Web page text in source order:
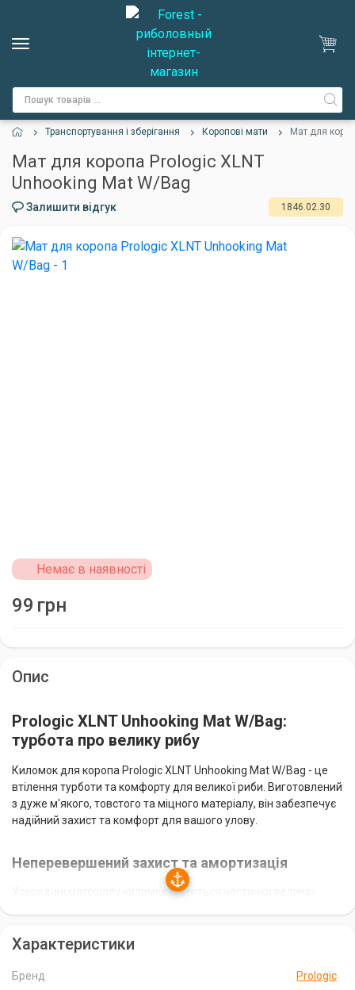
Транспортування і зберігання Коропові мати Мат для
Мат для коропа Prologic XLNT
Unhooking Mat W/Bag
Залишити відгук 1846.02.30
Немає в наявності
99 грн
Опис
Prologic XLNT Unhooking Mat W/Bag:
турбота про велику рибу
Киломок для коропа Prologic XLNT Unhooking Mat W/Bag - це
втілення турботи та комфорту для великої риби. Виготовлений
з дуже м'якого, товстого та міцного матеріалу, він забезпечує
надійний захист та комфорт для вашого улову.
Неперевершений захист та амортизація
Усередині матеріалу килимка містяться частинки великої
комфортно та безпечно під час зважування та відпускання
Характеристики
Бренд Prologic